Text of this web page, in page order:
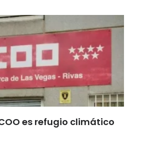
es refugio climático